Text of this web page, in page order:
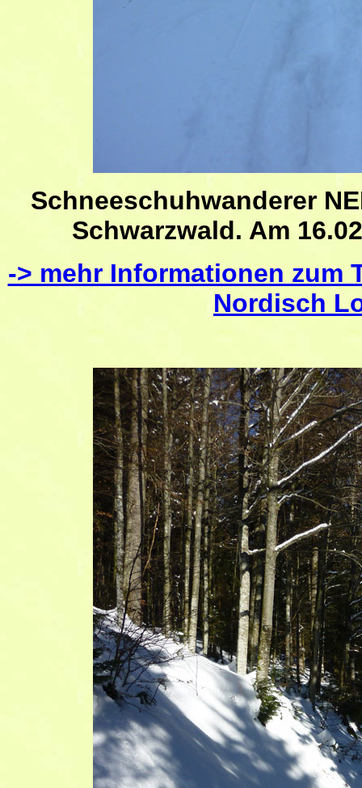
Schneeschuhwanderer
Schwarzwald. Am
-> mehr Informationen zum
Nordisch